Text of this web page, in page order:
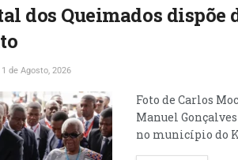
dos Queimados dispõe
1 de Agosto, 2026
Foto de Carlos
Manuel
no município do